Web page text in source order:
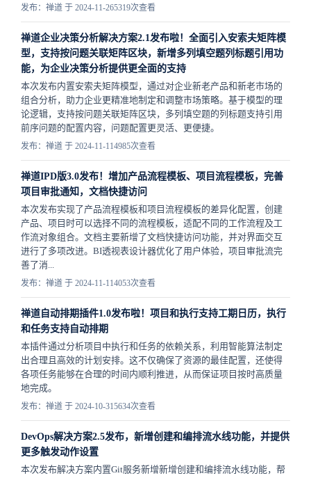
发布：禅道 于 2024-11-265319次查看
禅道企业决策分析解决方案2.1发布啦！全面引入安索夫矩阵模
型，支持按问题关联矩阵区块，新增多列填空题列标题引用功
能，为企业决策分析提供更全面的支持
本次发布内置安索夫矩阵模型，通过对企业新老产品和新老市场的
组合分析，助力企业更精准地制定和调整市场策略。基于模型的理
论逻辑，支持按问题关联矩阵区块，多列填空题的列标题支持​引用
前序问题的配置内容，问题配置更灵活、更便捷。
发布：禅道 于 2024-11-114985次查看
禅道IPD版3.0发布！增加产品流程模板、项目流程模板，完善
项目审批通知，文档快捷访问
本次发布实现了产品流程模板和项目流程模板的差异化配置，创建
产品、项目时可以选择不同的流程模板，适配不同的工作流程及工
作流对象组合。文档主要新增了文档快捷访问功能，并对界面交互
进行了多项改进。BI透视表设计器优化了用户体验，项目审批流完
善了消...
发布：禅道 于 2024-11-114053次查看
禅道自动排期插件1.0发布啦！项目和执行支持工期日历，执行
和任务支持自动排期
本插件通过分析项目中执行和任务的依赖关系，利用智能算法制定
出合理且高效的计划安排。这不仅确保了资源的最佳配置，还使得
各项任务能够在合理的时间内顺利推进，从而保证项目按时高质量
地完成。
发布：禅道 于 2024-10-315634次查看
DevOps解决方案2.5发布，新增创建和编排流水线功能，并提供
更多触发动作设置
本次发布解决方案内置Git服务新增新增创建和编排流水线功能，帮